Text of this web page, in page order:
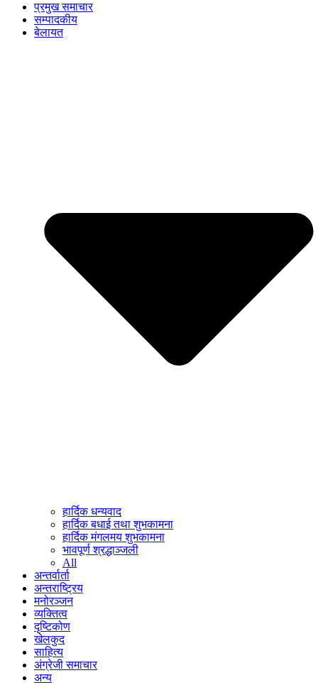
प्रमुख समाचार
सम्पादकीय
बेलायत
हार्दिक धन्यवाद
हार्दिक बधाई तथा शुभकामना
हार्दिक मंगलमय शुभकामना
भावपूर्ण श्रद्धाञ्जली
All
अन्तर्वार्ता
अन्तराष्ट्रिय
मनोरञ्जन
व्यक्तित्व
दृष्टिकोण
खेलकुद
साहित्य
अंग्रेजी समाचार
अन्य